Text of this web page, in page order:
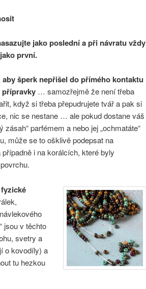
jako poslední a při návratu vždy
první.
aby šperk nepřišel do přímého kontaktu
přípravky … samozřejmě že není třeba
když si třeba přepudrujete tvář a pak si
nic se nestane … ale pokud dostane váš
zásah“ parfémem a nebo jej „ochmatáte“
může se to ošklivě podepsat na
i na korálcích, které byly
jsou v těchto
svetry a
o kovodíly) a
tu hezkou